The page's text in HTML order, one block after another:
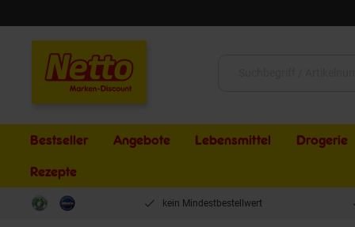
Bestseller Angebote Lebensmittel Drogerie
Rezepte
kein Mindestbestellwert